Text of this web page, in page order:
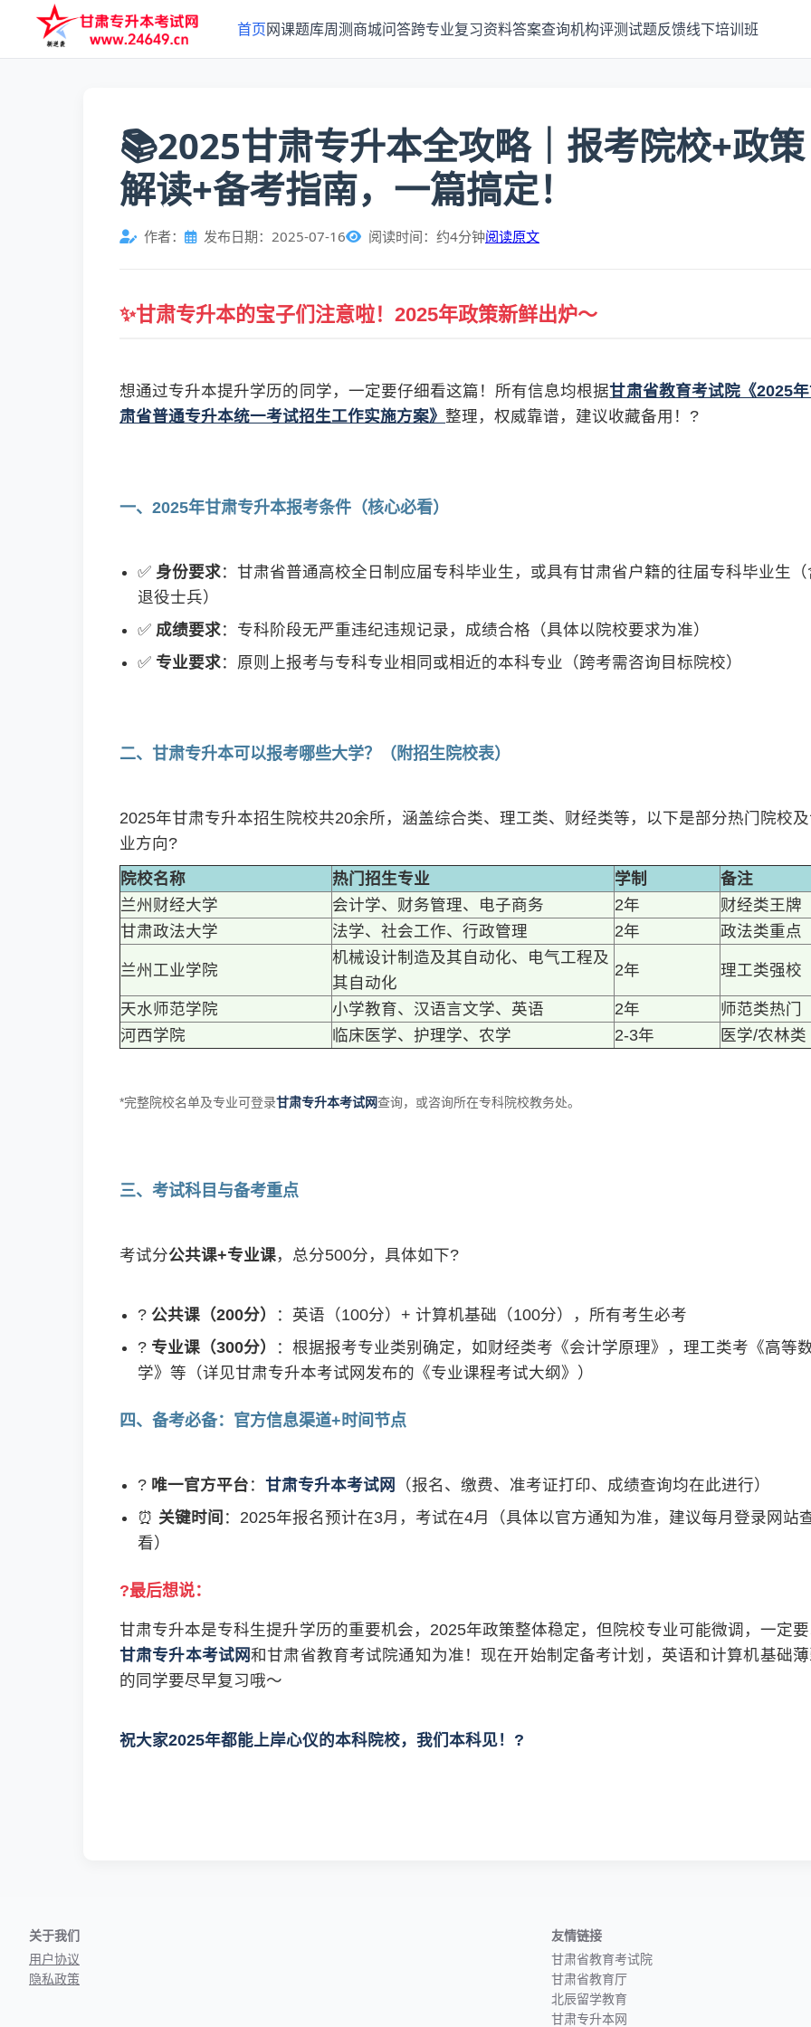
首页网课题库周测商城问答跨专业复习资料答案查询机构评测试题反馈线下培训班
📚2025甘肃专升本全攻略｜报考院校+政策
解读+备考指南，一篇搞定！
作者： 发布日期：2025-07-16 阅读时间：约4分钟阅读原文
✨甘肃专升本的宝子们注意啦！2025年政策新鲜出炉～
想通过专升本提升学历的同学，一定要仔细看这篇！所有信息均根据甘肃省教育考试院《2025
肃省普通专升本统一考试招生工作实施方案》 整理，权威靠谱，建议收藏备用！?
一、2025年甘肃专升本报考条件（核心必看）
✅ 身份要求：甘肃省普通高校全日制应届专科毕业生，或具有甘肃省户籍的往届专科毕业生（
退役士兵）
✅ 成绩要求：专科阶段无严重违纪违规记录，成绩合格（具体以院校要求为准）
✅ 专业要求：原则上报考与专科专业相同或相近的本科专业（跨考需咨询目标院校）
二、甘肃专升本可以报考哪些大学？（附招生院校表）
2025年甘肃专升本招生院校共20余所，涵盖综合类、理工类、财经类等，以下是部分热门院校
业方向?
院校名称
热门招生专业 学制
备注
兰州财经大学
会计学、财务管理、电子商务 2年
财经类王牌
甘肃政法大学
法学、社会工作、行政管理 2年 政法类重点
兰州工业学院
机械设计制造及其自动化、电气工程及
其自动化
2年 理工类强校
天水师范学院 小学教育、汉语言文学、英语 2年
师范类热门
河西学院
临床医学、护理学、农学 2-3年 医学/农林类
*完整院校名单及专业可登录甘肃专升本考试网查询，或咨询所在专科院校教务处。
三、考试科目与备考重点
考试分公共课+专业课，总分500分，具体如下?
? 公共课（200分）
：英语（100分）+ 计算机基础（100分），所有考生必考
? 专业课（300分）
：根据报考专业类别确定，如财经类考《会计学原理》，理工类考《高等
学》等（详见甘肃专升本考试网发布的《专业课程考试大纲》）
四、备考必备：官方信息渠道+时间节点
? 唯一官方平台 ： 甘肃专升本考试网
（报名、缴费、准考证打印、成绩查询均在此进行）
⏰ 关键时间 ：2025年报名预计在3月，考试在4月（具体以官方通知为准，建议每月登录网站
看）
?最后想说：
甘肃专升本是专科生提升学历的重要机会，2025年政策整体稳定，但院校专业可能微调，一定
甘肃专升本考试网和甘肃省教育考试院通知为准！现在开始制定备考计划，英语和计算机基础
的同学要尽早复习哦～
祝大家2025年都能上岸心仪的本科院校，我们本科见！?
关于我们
用户协议
隐私政策
友情链接
甘肃省教育考试院
甘肃省教育厅
北辰留学教育
甘肃专升本网